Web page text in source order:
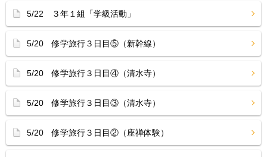
5/22 ３年１組「学級活動」
5/20 修学旅行３日目⑤（新幹線）
5/20 修学旅行３日目④（清水寺）
5/20 修学旅行３日目③（清水寺）
5/20 修学旅行３日目②（座禅体験）